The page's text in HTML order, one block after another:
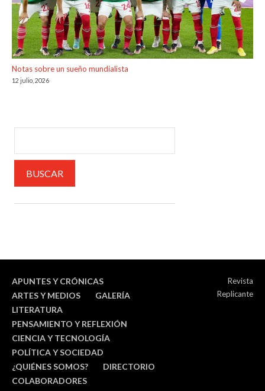
Notas sobre un sueño mundialista
12 julio, 2026
APUNTES Y CRÓNICAS
ARTES Y MEDIOS
GALERÍA
LITERATURA
PENSAMIENTO Y REFLEXIÓN
CIENCIA Y TECNOLOGÍA
POLÍTICA Y SOCIEDAD
¿QUIÉNES SOMOS?
DIRECTORIO
COLABORADORES
Revista
Replicante